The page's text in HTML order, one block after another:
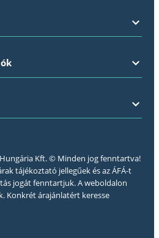
Kft. © Minden jog fenntartva!
tájékoztató jellegűek és az ÁFÁ-t
jogát fenntartjuk. A weboldalon
Konkrét árajánlatért keresse